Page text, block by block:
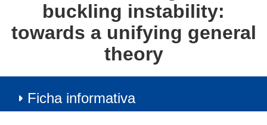
buckling instability:
towards a unifying general
theory
Ficha informativa